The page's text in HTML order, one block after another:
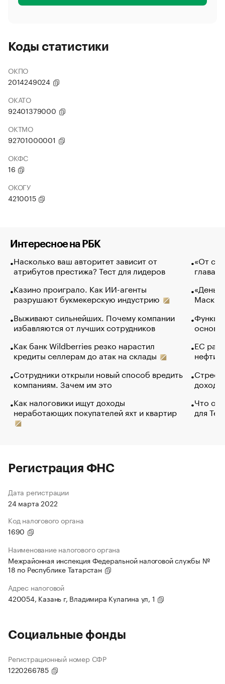
Коды статистики
ОКПО
2014249024
ОКАТО
92401379000
ОКТМО
92701000001
ОКФС
16
ОКОГУ
4210015
Интересное на РБК
Насколько ваш авторитет зависит от
атрибутов престижа? Тест для лидеров
Казино проиграло. Как ИИ-агенты
разрушают букмекерскую индустрию
Выживают сильнейших. Почему компании
избавляются от лучших сотрудников
Как банк Wildberries резко нарастил
кредиты селлерам до атак на склады
Сотрудники открыли новый способ вредить
компаниям. Зачем им это
Как налоговики ищут доходы
неработающих покупателей яхт и квартир
«От
глава
Маск в
основ
ЕС
нефти
Что
для
Регистрация ФНС
Дата регистрации
24 марта 2022
Код налогового органа
1690
Наименование налогового органа
Межрайонная инспекция Федеральной налоговой службы №
18 по Республике Татарстан
Адрес налоговой
420054, Казань г, Владимира Кулагина ул, 1
Социальные фонды
Регистрационный номер СФР
1220266785